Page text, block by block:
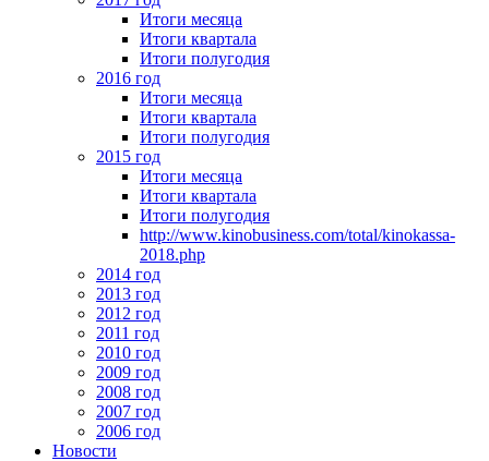
Итоги месяца
Итоги квартала
Итоги полугодия
2016 год
Итоги месяца
Итоги квартала
Итоги полугодия
2015 год
Итоги месяца
Итоги квартала
Итоги полугодия
http://www.kinobusiness.com/total/kinokassa-
2018.php
2014 год
2013 год
2012 год
2011 год
2010 год
2009 год
2008 год
2007 год
2006 год
Новости